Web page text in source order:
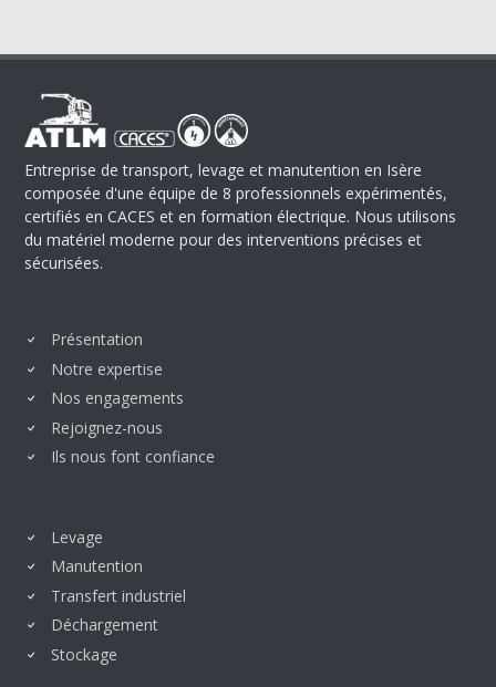
Entreprise de transport, levage et manutention en Isère
composée d'une équipe de 8 professionnels expérimentés,
certifiés en CACES et en formation électrique. Nous utilisons
du matériel moderne pour des interventions précises et
sécurisées.
Présentation
Notre expertise
Nos engagements
Rejoignez-nous
Ils nous font confiance
Levage
Manutention
Transfert industriel
Déchargement
Stockage